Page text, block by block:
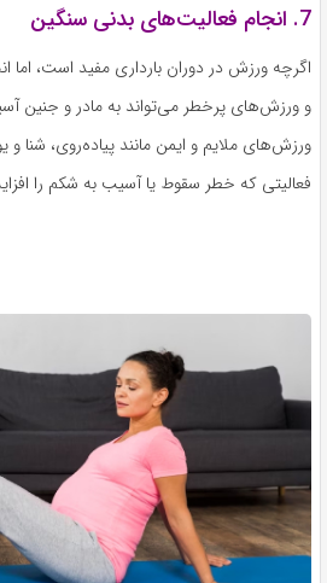
7. انجام فعالیت‌های بدنی سنگین
اگرچه ورزش در دوران بارداری مفید است، اما
و ورزش‌های پرخطر می‌تواند به مادر و جنین
ورزش‌های ملایم و ایمن مانند پیاده‌روی، شنا و
فعالیتی که خطر سقوط یا آسیب به شکم را